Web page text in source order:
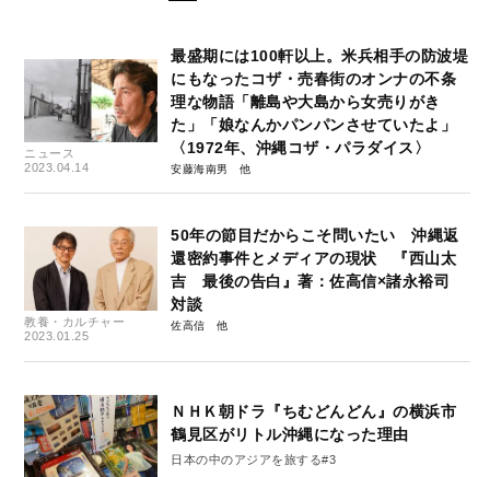
ニュース
2023.04.14
最盛期には100軒以上。米兵相手の防波堤
にもなったコザ・売春街のオンナの不条
理な物語「離島や大島から女売りがき
た」「娘なんかパンパンさせていたよ」
〈1972年、沖縄コザ・パラダイス〉
安藤海南男
教養・カルチャー
2023.01.25
50年の節目だからこそ問いたい 沖縄返
還密約事件とメディアの現状 『西山太
吉 最後の告白』著：佐高信×諸永裕司
対談
佐高信
ＮＨＫ朝ドラ『ちむどんどん』の横浜市
鶴見区がリトル沖縄になった理由
日本の中のアジアを旅する#3